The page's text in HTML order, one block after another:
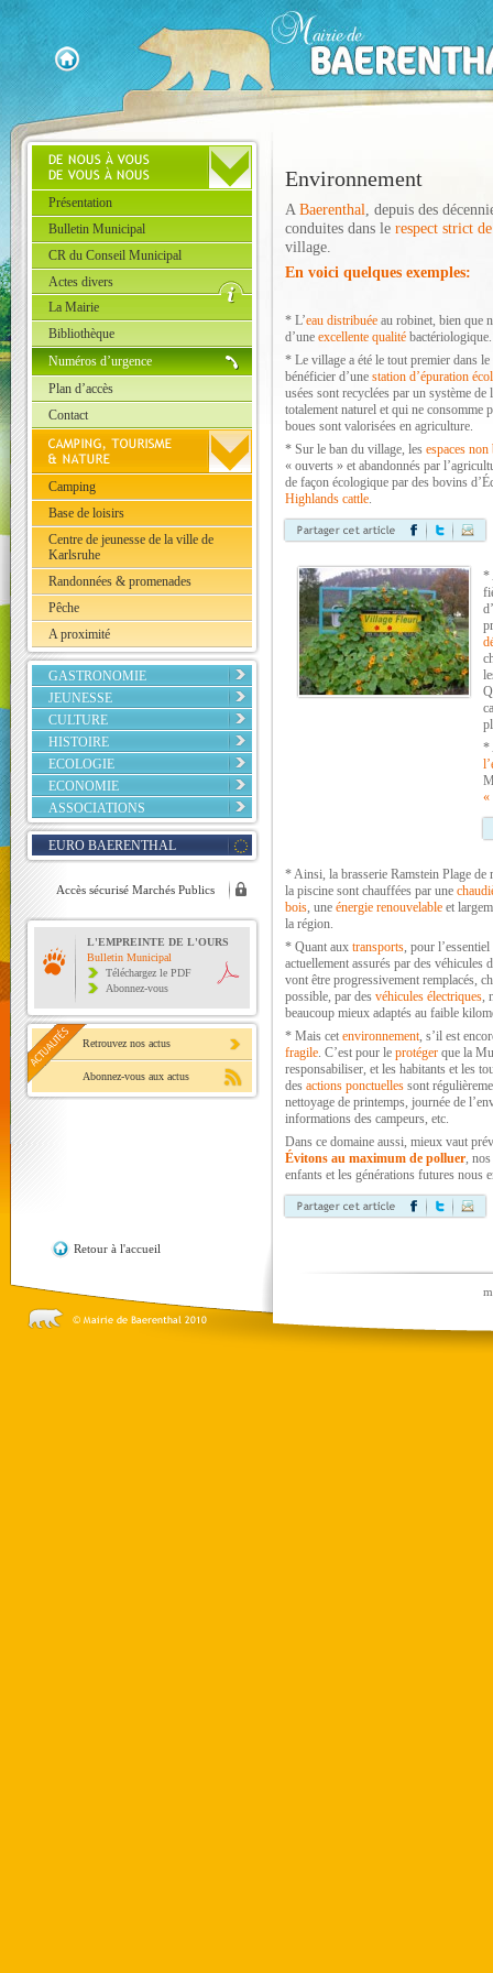
Présentation
Bulletin Municipal
CR du Conseil Municipal
Actes divers
La Mairie
Bibliothèque
Numéros d’urgence
Plan d’accès
Contact
Camping
Base de loisirs
Centre de jeunesse de la ville de
Karlsruhe
Randonnées & promenades
Pêche
A proximité
GASTRONOMIE
JEUNESSE
CULTURE
HISTOIRE
ECOLOGIE
ECONOMIE
ASSOCIATIONS
EURO BAERENTHAL
Accès sécurisé Marchés Publics
L'EMPREINTE DE L'OURS
Bulletin Municipal
Téléchargez le PDF
Abonnez-vous
Retrouvez nos actus
Abonnez-vous aux actus
Environnement
A Baerenthal, depuis des
conduites dans le respect strict
village.
En voici quelques exemples:
* L’eau distribuée au robinet, bien que
d’une excellente qualité bactériologique.
* Le village a été le tout premier dans
bénéficier d’une station d’épuration
usées sont recyclées par un système de
totalement naturel et qui ne consomme
boues sont valorisées en agriculture.
* Sur le ban du village, les espaces non
« ouverts » et abandonnés par
de façon écologique par des bovins
Highlands cattle.
*
*
«
* Ainsi, la brasserie Ramstein Plage de
la piscine sont chauffées par une
bois, une énergie renouvelable et
la région.
* Quant aux transports, pour
actuellement assurés par des véhicules
vont être progressivement remplacés,
possible, par des véhicules électriques,
beaucoup mieux adaptés au faible
* Mais cet environnement, s’il est
fragile. C’est pour le protéger que la
responsabiliser, et les habitants et les
des actions ponctuelles sont
nettoyage de printemps, journée de
informations des campeurs, etc.
Dans ce domaine aussi, mieux vaut
Évitons au maximum de polluer,
enfants et les générations futures nous
Retour à l'accueil